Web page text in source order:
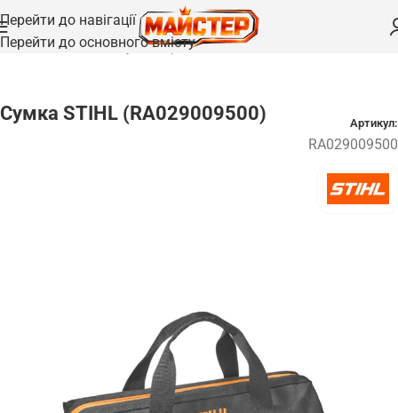
Перейти до навігації
Перейти до основного вмісту
Головна /Запчастини/Сумки та рюкзаки
Сумка STIHL (RA029009500) Артикул:
RA029009500